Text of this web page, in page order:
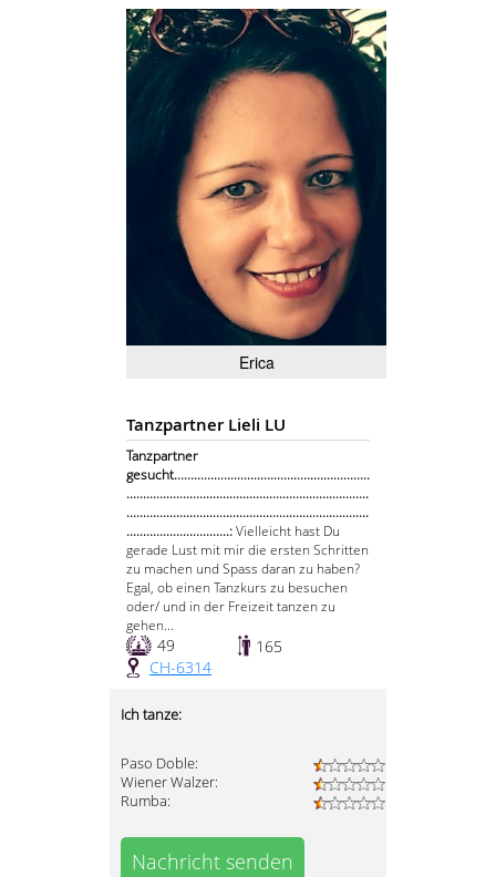
Erica
Tanzpartner Lieli LU
Tanzpartner
gesucht...........................................................
.........................................................................
.........................................................................
...............................:Vielleicht hast Du
gerade Lust mit mir die ersten Schritten
zu machen und Spass daran zu haben?
Egal, ob einen Tanzkurs zu besuchen
oder/ und in der Freizeit tanzen zu
gehen...
49
165
CH-6314
Ich tanze:
Paso Doble:
Wiener Walzer:
Rumba:
Nachricht senden